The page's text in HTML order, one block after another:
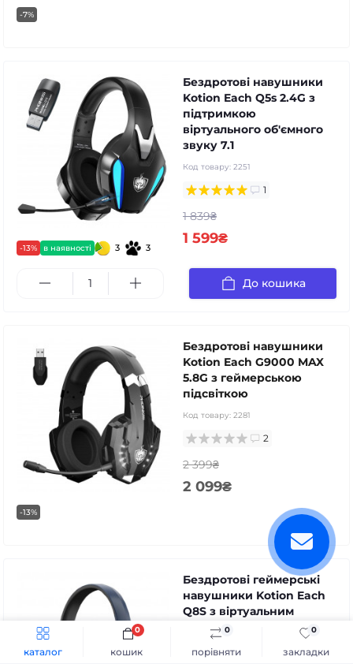
каталог порівняти
0
закладки
0
кошик
0
Швидке замовлення До кошика
-7%
-13% в наявності 3 3
Бездротові навушники
Kotion Each Q5s 2.4G з
підтримкою
віртуального об'ємного
звуку 7.1
Код товару: 2251
1
1 839₴
1 599₴
До кошика
-13%
Бездротові навушники
Kotion Each G9000 MAX
5.8G з геймерською
підсвіткою
Код товару: 2281
2
2 399₴
2 099₴
Бездротові геймерські
навушники Kotion Each
Q8S з віртуальним
звуком 7.1
Код товару:2373